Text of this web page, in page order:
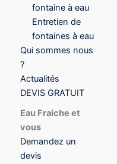
fontaine à eau
Entretien de
fontaines à eau
Qui sommes nous
?
Actualités
DEVIS GRATUIT
Eau Fraiche et
vous
Demandez un
devis